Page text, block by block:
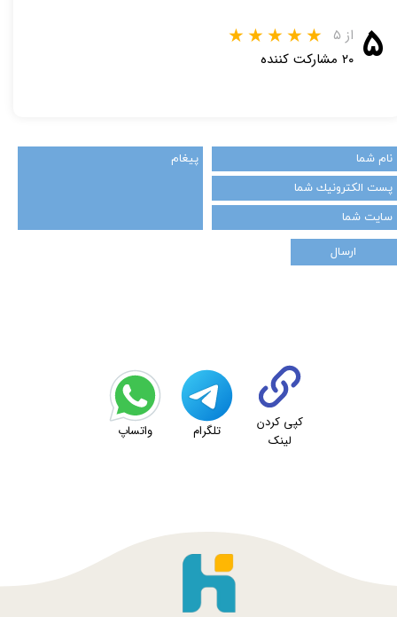
۵ از ۵
۲۰ مشارکت کننده
کپی کردن
لینک
تلگرام واتساپ
ارسال